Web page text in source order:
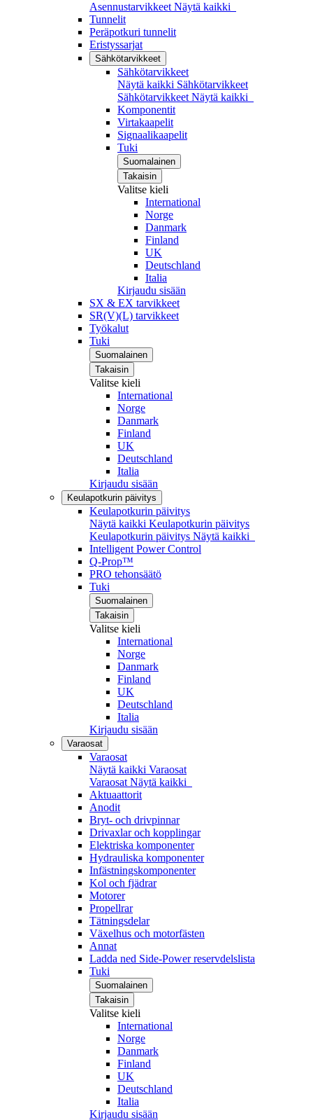
Asennustarvikkeet Näytä kaikki
Tunnelit
Peräpotkuri tunnelit
Eristyssarjat
Sähkötarvikkeet
Sähkötarvikkeet
Näytä kaikki Sähkötarvikkeet
Sähkötarvikkeet Näytä kaikki
Komponentit
Virtakaapelit
Signaalikaapelit
Tuki
Suomalainen
Takaisin
Valitse kieli
International
Norge
Danmark
Finland
UK
Deutschland
Italia
Kirjaudu sisään
SX & EX tarvikkeet
SR(V)(L) tarvikkeet
Työkalut
Tuki
Suomalainen
Takaisin
Valitse kieli
International
Norge
Danmark
Finland
UK
Deutschland
Italia
Kirjaudu sisään
Keulapotkurin päivitys
Keulapotkurin päivitys
Näytä kaikki Keulapotkurin päivitys
Keulapotkurin päivitys Näytä kaikki
Intelligent Power Control
Q-Prop™
PRO tehonsäätö
Tuki
Suomalainen
Takaisin
Valitse kieli
International
Norge
Danmark
Finland
UK
Deutschland
Italia
Kirjaudu sisään
Varaosat
Varaosat
Näytä kaikki Varaosat
Varaosat Näytä kaikki
Aktuaattorit
Anodit
Bryt- och drivpinnar
Drivaxlar och kopplingar
Elektriska komponenter
Hydrauliska komponenter
Infästningskomponenter
Kol och fjädrar
Motorer
Propellrar
Tätningsdelar
Växelhus och motorfästen
Annat
Ladda ned Side-Power reservdelslista
Tuki
Suomalainen
Takaisin
Valitse kieli
International
Norge
Danmark
Finland
UK
Deutschland
Italia
Kirjaudu sisään